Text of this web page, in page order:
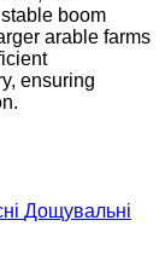
boom
arable farms
ensuring
Дощувальні